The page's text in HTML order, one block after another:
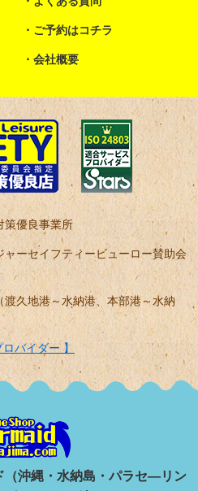
ご予約はコチラ
会社概要
策優良事業所
ーセイフティービューロー賛助会
久地港～水納港、本部港～水納
バイダー 】
（沖縄・水納島・パラセ―リン